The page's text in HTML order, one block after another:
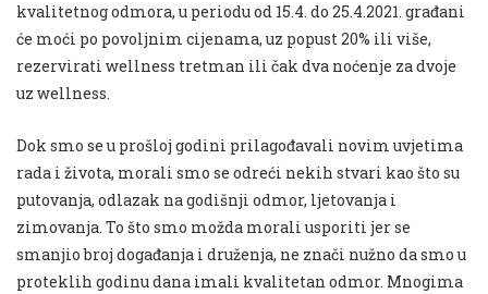
kvalitetnog odmora, u periodu od 15.4. do 25.4.2021. građani
će moći po povoljnim cijenama, uz popust 20% ili više,
rezervirati wellness tretman ili čak dva noćenje za dvoje
uz wellness.
Dok smo se u prošloj godini prilagođavali novim uvjetima
rada i života, morali smo se odreći nekih stvari kao što su
putovanja, odlazak na godišnji odmor, ljetovanja i
zimovanja. To što smo možda morali usporiti jer se
smanjio broj događanja i druženja, ne znači nužno da smo u
proteklih godinu dana imali kvalitetan odmor. Mnogima